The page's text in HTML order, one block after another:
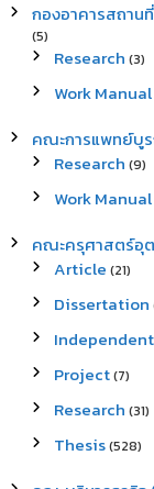
กองอาคารสถา
(5)
Research (3)
Work Manual
คณะการแพทย์บู
Research (9)
Work Manual
คณะครุศาสตร์อุ
Article (21)
Dissertation
Project(7)
Research (31)
Thesis(528)